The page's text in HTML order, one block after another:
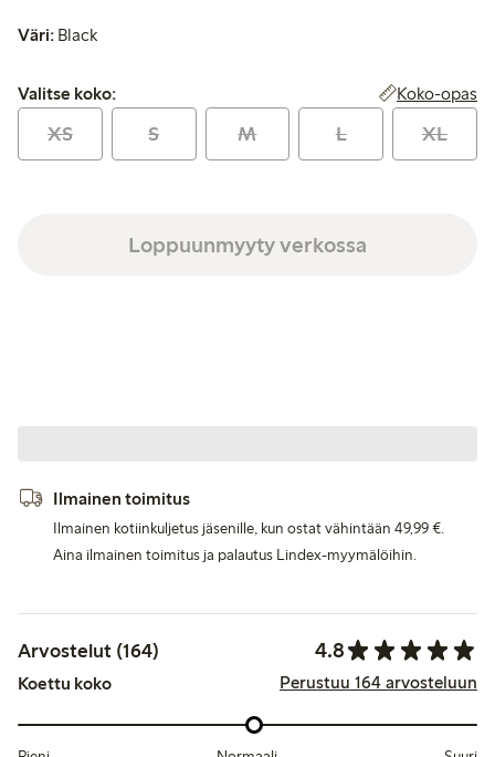
Väri: Black
Valitse koko:
Valitse koko: Koko-opas
XS S M L XL
Loppuunmyyty verkossa
Ilmainen toimitus
Ilmainen kotiinkuljetus jäsenille, kun ostat vähintään 49,99 €.
Aina ilmainen toimitus ja palautus Lindex-myymälöihin.
Arvostelut (164) 4.8
Koettu koko Perustuu 164 arvosteluun